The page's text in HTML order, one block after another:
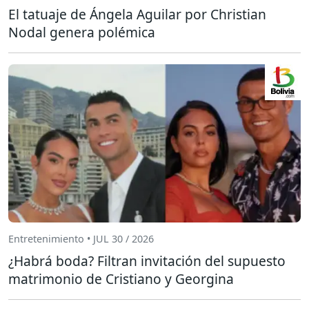
El tatuaje de Ángela Aguilar por Christian
Nodal genera polémica
Entretenimiento • JUL 30 / 2026
¿Habrá boda? Filtran invitación del supuesto
matrimonio de Cristiano y Georgina